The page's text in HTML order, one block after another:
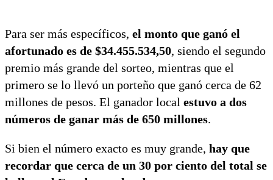
Para ser más específicos, el monto que ganó el
afortunado es de $34.455.534,50, siendo el segundo
premio más grande del sorteo, mientras que el
primero se lo llevó un porteño que ganó cerca de 62
millones de pesos. El ganador local estuvo a dos
números de ganar más de 650 millones.
Si bien el número exacto es muy grande, hay que
recordar que cerca de un 30 por ciento del total se